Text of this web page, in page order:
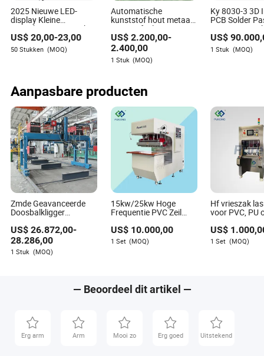
Juniper Rosales
Auteur
Juniper Rosales is een vooraanstaand
artikelenschrijver en een autoriteit op het gebied van
industriële apparatuur en componenten. Met een
scherp oog voor detail en een diepgaand begrip van de
complexiteit van industriële machines, is Juniper
gespecialiseerd in het evalueren van het
energieverbruik van apparatuur en de impact daarvan
op operationele kosten en milieuduurzaamheid.
2025 Nieuwe LED-
display Kleine
Draagbare PCB Sterke
Kracht MMA
Lasmachine
US$20,00-23,00
50 Stukken (MOQ)
Automatische
kunststof hout metaal
papier afval
versnipperaar machine
kunststof flessen
recycling mini PCB
versnipperaar machine
US$ 2.200,00-
2.400,00
1 Stuk (MOQ)
Ky 8030-3 3D
PCB Solder
Inspectie
SMT Online
US$
1 Stuk (MOQ)
Aanpasbare producten
Zmde Geavanceerde
Doosbalkligger
Doosbalkproductielijn
Elektroslag Doosbalk
Automatische
Lasmachine
US$26.872,00-
28.286,00
1 Stuk (MOQ)
15kw/25kw Hoge
Frequentie PVC Zeil
US$ 10.000,00
1 Set (MOQ)
Hf vrieszak
voor PVC, PU
US$
1 Set (MOQ)
— Beoordeel dit artikel —
Erg arm Arm Mooi zo Erg goed Uitstekend